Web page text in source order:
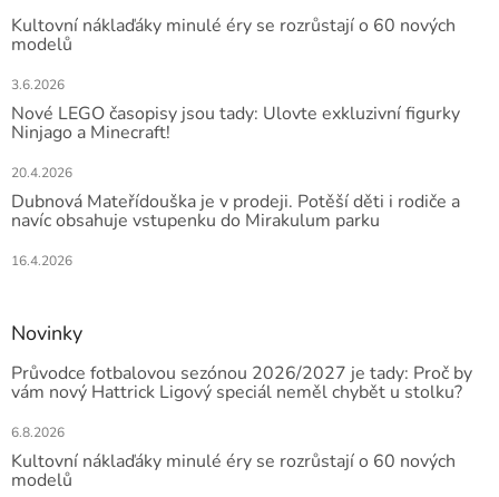
Kultovní náklaďáky minulé éry se rozrůstají o 60 nových
modelů
3.6.2026
Nové LEGO časopisy jsou tady: Ulovte exkluzivní figurky
Ninjago a Minecraft!
20.4.2026
Dubnová Mateřídouška je v prodeji. Potěší děti i rodiče a
navíc obsahuje vstupenku do Mirakulum parku
16.4.2026
Novinky
Průvodce fotbalovou sezónou 2026/2027 je tady: Proč by
vám nový Hattrick Ligový speciál neměl chybět u stolku?
6.8.2026
Kultovní náklaďáky minulé éry se rozrůstají o 60 nových
modelů